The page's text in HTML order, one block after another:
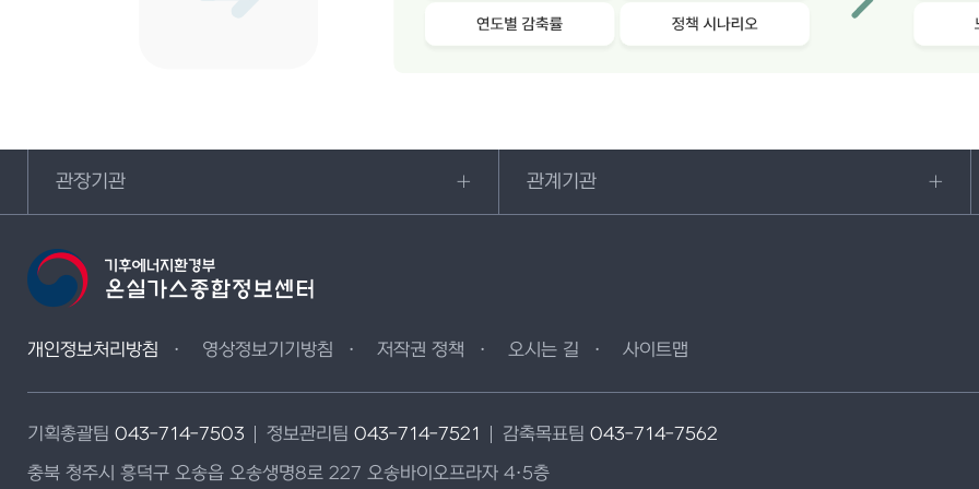
관장기관 관계기관
개인정보처리방침 영상정보기기방침 저작권 정책 오시는 길 사이트맵
기획총괄팀 043-714-7503 정보관리팀 043-714-7521 감축목표팀 043-714-7562
충북 청주시 흥덕구 오송읍 오송생명8로 227 오송바이오프라자 4·5층